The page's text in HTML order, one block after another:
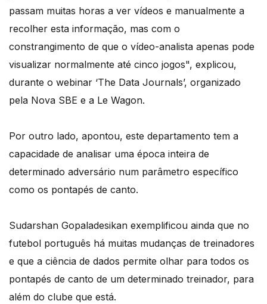
passam muitas horas a ver vídeos e manualmente a
recolher esta informação, mas com o
constrangimento de que o vídeo-analista apenas pode
visualizar normalmente até cinco jogos", explicou,
durante o webinar ‘The Data Journals’, organizado
pela Nova SBE e a Le Wagon.
Por outro lado, apontou, este departamento tem a
capacidade de analisar uma época inteira de
determinado adversário num parâmetro específico
como os pontapés de canto.
Sudarshan Gopaladesikan exemplificou ainda que no
futebol português há muitas mudanças de treinadores
e que a ciência de dados permite olhar para todos os
pontapés de canto de um determinado treinador, para
além do clube que está.